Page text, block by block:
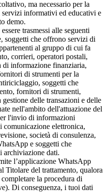
ma necessario per la
informativi ed educativi e
demo.
trasmessi alle seguenti
soggetti che offrono servizi di
al gruppo di cui fa
corrieri, operatori postali,
informazione finanziaria,
di strumenti per la
soggetti che
fornitori di strumenti,
delle transazioni e delle
nell'ambito dell'attuazione del
l'invio di informazioni
elettronica,
società di consulenza,
e soggetti che
archiviazione dati.
l’applicazione WhatsApp
Titolare del trattamento, qualora
la procedura di
Di conseguenza, i tuoi dati